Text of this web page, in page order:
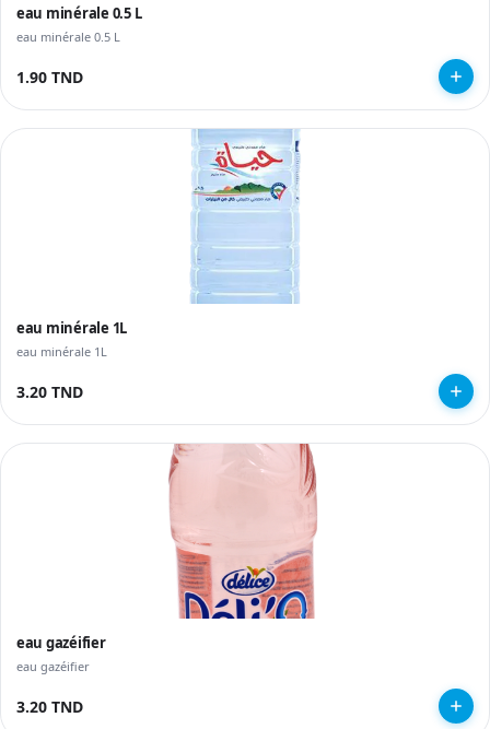
eau minérale 0.5 L
eau minérale 0.5 L
1.90 TND
eau minérale 1L
eau minérale 1L
3.20 TND
eau gazéifier
eau gazéifier
3.20 TND